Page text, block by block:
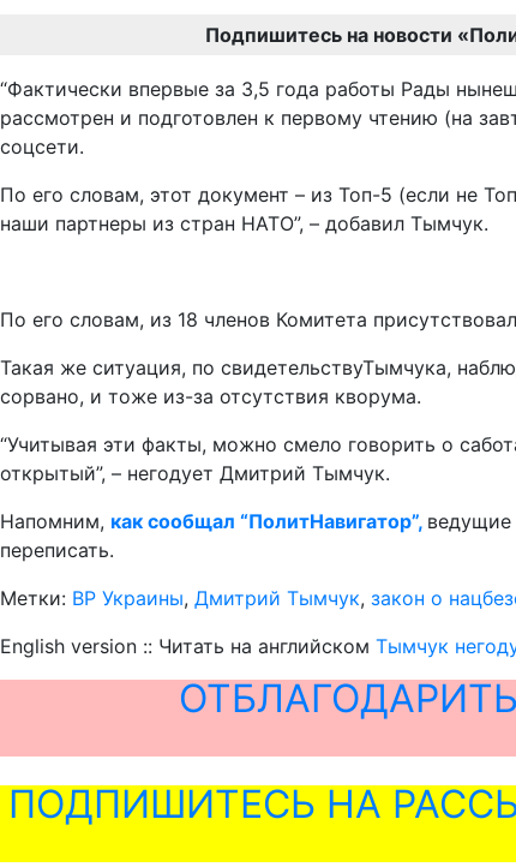
Подпишитесь на новости
“Фактически впервые за 3,5 года работы Рады
рассмотрен и подготовлен к первому чтению (на
соцсети.
По его словам, этот документ – из Топ-5 (если не
наши партнеры из стран НАТО”, – добавил Тымчук.
По его словам, из 18 членов Комитета
Такая же ситуация, по свидетельствуТымчука,
сорвано, и тоже из-за отсутствия кворума.
“Учитывая эти факты, можно смело говорить о
открытый”, – негодует Дмитрий Тымчук.
Напомним, как сообщал “ПолитНавигатор”, ведущие
переписать.
Метки: ВР Украины, Дмитрий Тымчук, закон о
English version :: Читать на английском Тымчук
ПОДПИШИТЕСЬ НА